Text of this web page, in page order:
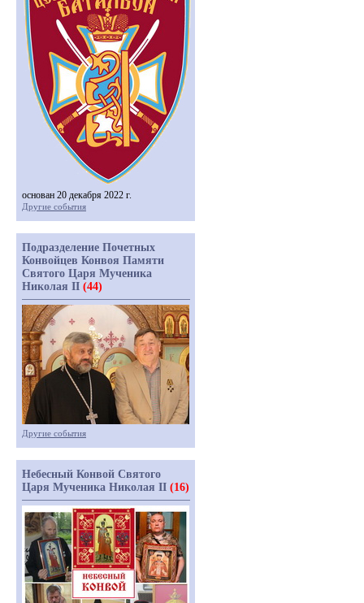
основан 20 декабря 2022 г.
Другие события
Подразделение Почетных
Конвойцев Конвоя Памяти
Святого Царя Мученика
Николая II (44)
Другие события
Небесный Конвой Святого
Царя Мученика Николая II (16)